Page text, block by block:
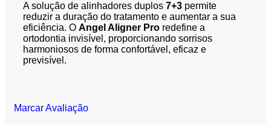
A solução de alinhadores duplos 7+3 permite
reduzir a duração do tratamento e aumentar a sua
eficiência. O Angel Aligner Pro redefine a
ortodontia invisível, proporcionando sorrisos
harmoniosos de forma confortável, eficaz e
previsível.
Marcar Avaliação